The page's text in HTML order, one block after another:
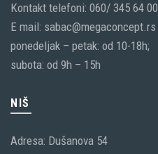
Kontakt telefoni: 060/ 345 64 00
E mail: sabac@megaconcept.rs
ponedeljak – petak: od 10-18h;
subota: od 9h – 15h
NIŠ
Adresa: Dušanova 54